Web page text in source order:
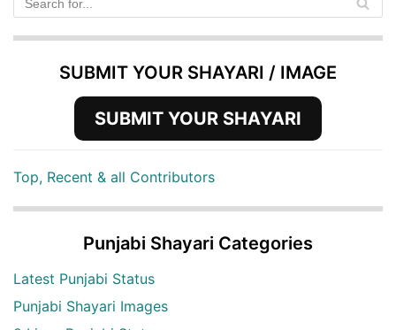
SUBMIT YOUR SHAYARI / IMAGE
SUBMIT YOUR SHAYARI
Top, Recent & all Contributors
Punjabi Shayari Categories
Latest Punjabi Status
Punjabi Shayari Images